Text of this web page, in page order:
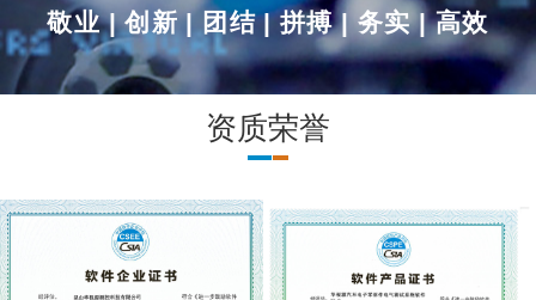
敬业 | 创新 | 团结 | 拼搏 | 务实 | 高效
资质荣誉